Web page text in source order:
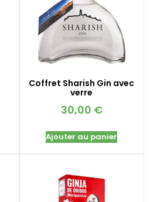
Coffret Sharish Gin avec
verre
30,00 €
Ajouter au panier